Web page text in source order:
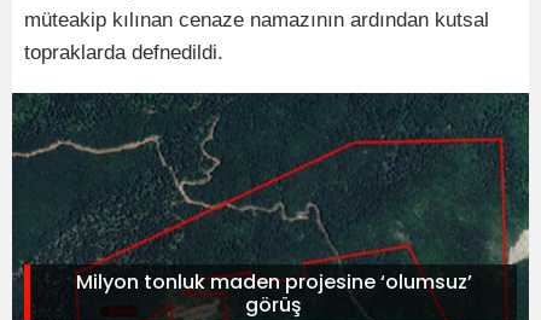
müteakip kılınan cenaze namazının ardından kutsal
topraklarda defnedildi.
Milyon tonluk maden projesine ‘olumsuz’
görüş